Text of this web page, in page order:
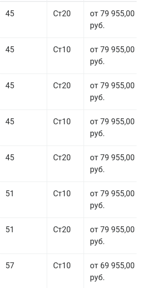
45 Ст20
от 79 955,00
руб.
45 Ст10
от 79 955,00
руб.
45 Ст20
от 79 955,00
руб.
45 Ст10
от 79 955,00
руб.
45 Ст20
от 79 955,00
руб.
51 Ст10
от 79 955,00
руб.
51 Ст20
от 79 955,00
руб.
57 Ст10
от 69 955,00
руб.